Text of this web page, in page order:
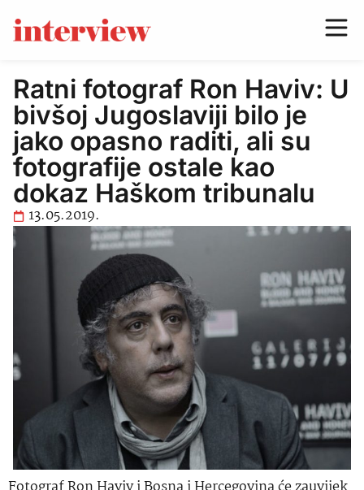
Ratni fotograf Ron Haviv: U
bivšoj Jugoslaviji bilo je
jako opasno raditi, ali su
fotografije ostale kao
dokaz Haškom tribunalu
13.05.2019.